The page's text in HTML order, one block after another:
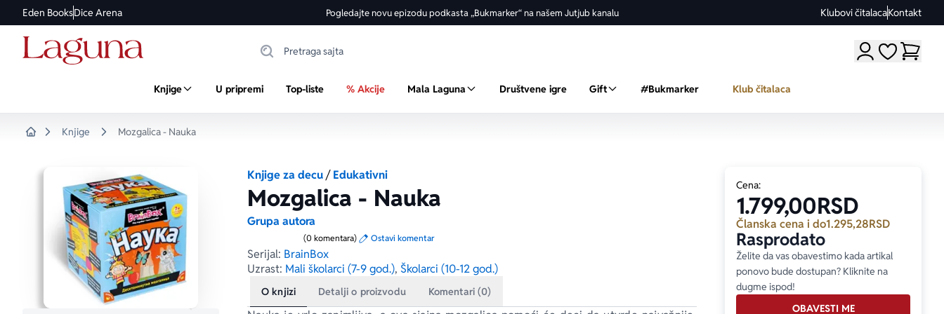
Eden BooksDice Arena Pogledajte novu epizodu podkasta „Bukmarker“ na našem Jutjub kanalu Klubovi čitalacaKontakt
Moji omiljeni
Knjige U pripremi Top-liste % Akcije Mala Laguna Društvene igre Gift #Bukmarker Klub čitalaca
Knjige Mozgalica - Nauka
Knjige za decu/Edukativni
Mozgalica - Nauka
Grupa autora
(0 komentara) Ostavi komentar
Serijal: BrainBox
Uzrast: Mali školarci (7-9 god.), Školarci (10-12 god.)
O knjizi Detalji o proizvodu Komentari (0)
Cena:
1.799,00RSD
Članska cena i do1.295,28RSD
Rasprodato
Želite da vas obavestimo kada artikal
ponovo bude dostupan? Kliknite na
dugme ispod!
OBAVESTI ME